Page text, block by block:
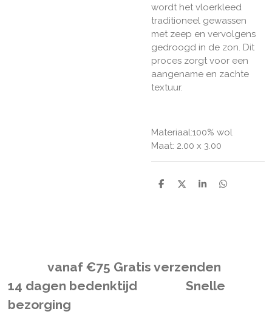
wordt het vloerkleed
traditioneel gewassen
met zeep en vervolgens
gedroogd in de zon. Dit
proces zorgt voor een
aangename en zachte
textuur.
Materiaal:100% wol
Maat: 2.00 x 3.00
D
D
S
D
vanaf €75 Gratis verzenden
14 dagen bedenktijd Snelle
bezorging